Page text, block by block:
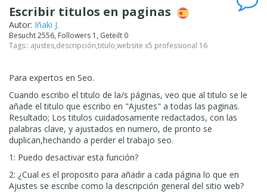
Escribir titulos en paginas
Autor: Iñaki J.
Besucht 2556, Followers 1, Geteilt 0
Tags:: ajustes,descripción,titulo,website x5 professional 16
Para expertos en Seo.
Cuando escribo el titulo de la/s páginas, veo que al titulo se le
añade el titulo que escribo en "Ajustes" a todas las paginas.
Resultado; Los titulos cuidadosamente redactados, con las
palabras clave, y ajustados en numero, de pronto se
duplican,hechando a perder el trabajo seo.
1: Puedo desactivar esta función?
2: ¿Cual es el proposito para añadir a cada página lo que en
Ajustes se escribe como la descripción general del sitio web?